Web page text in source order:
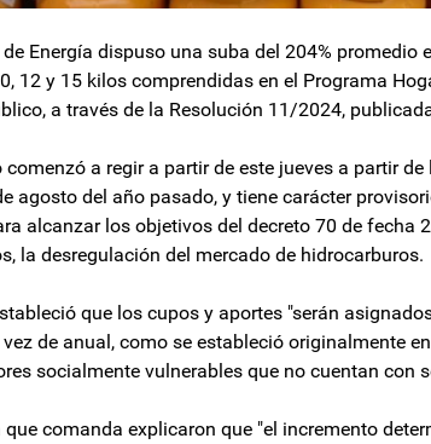
Energía dispuso una suba del 204%
12 y 15 kilos comprendidas en el Programa
a través de la Resolución 11/2024,
comenzó a regir a partir de este jueves a partir
agosto del año pasado, y tiene carácter
alcanzar los objetivos del decreto 70 de fecha
la desregulación del mercado de hidrocarburos.
que los cupos y aportes "serán
de anual, como se estableció originalmente
socialmente vulnerables que no cuentan con
que comanda explicaron que "el incremento